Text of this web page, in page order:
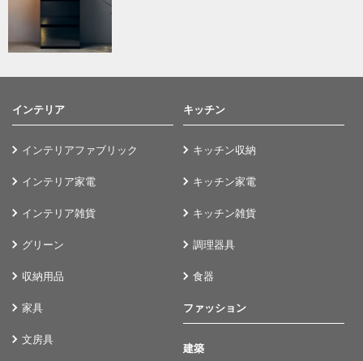
インテリア
インテリアファブリック
インテリア家電
インテリア雑貨
グリーン
収納用品
家具
文房具
キッチン
キッチン収納
キッチン家電
キッチン雑貨
調理器具
食器
ファッション
建築